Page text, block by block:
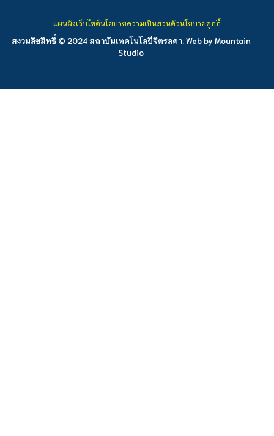
สงวนลิขสิทธิ์ © 2024 สถาบันเทคโนโลยีจิตรลดา. Web by Mountain
Studio
แผนผังเว็บไซต์นโยบายความเป็นส่วนตัวนโยบายคุกกี้